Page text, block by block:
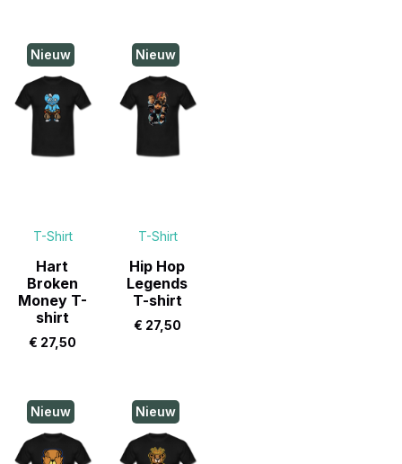
Nieuw
T-Shirt
Hart
Broken
Money T-
shirt
€ 27,50
Nieuw
T-Shirt
Hip Hop
Legends
T-shirt
€ 27,50
Nieuw Nieuw